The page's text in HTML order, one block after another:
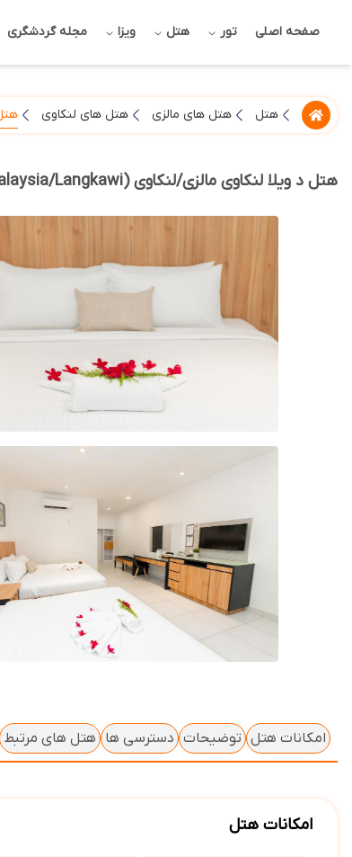
صفحه اصلی تور هتل ویزا مجله گردشگری
هتل هتل های مالزی هتل های لنکاوی
هتل د ویلا لنکاوی مالزی/لنکاوی (Malaysia/Langkawi)
امکانات هتل توضیحات دسترسی ها هتل های مرتبط
امکانات هتل